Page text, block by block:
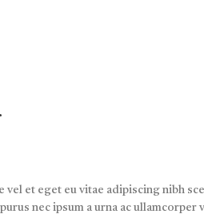
vel et eget eu vitae adipiscing nibh
nec ipsum a urna ac